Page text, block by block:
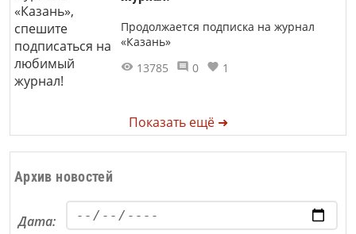
Продолжается подписка на журнал
«Казань»
13785
0 1
Показать ещё ➜
Архив новостей
Дата: